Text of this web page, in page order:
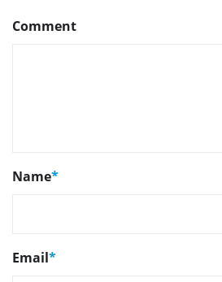
Comment
Name*
Email*